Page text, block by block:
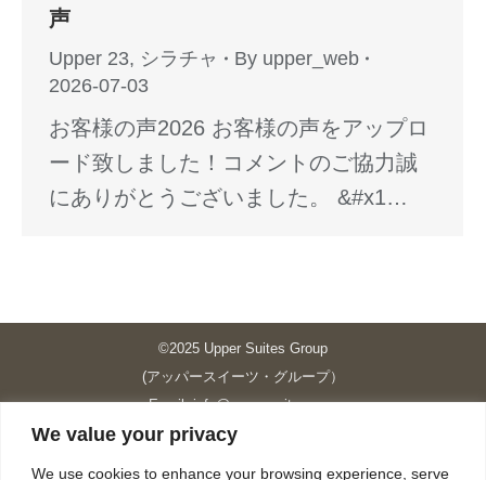
We value your privacy
We use cookies to enhance your browsing experience, serve
声
Upper 23, シラチャ By upper_web
2026-07-03
お客様の声2026 お客様の声をアップロ
ード致しました！コメントのご協力誠
にありがとうございました。 &#x1…
©2025 Upper Suites Group
(アッパースイーツ・グループ）
Email: info@upper-suites.com
----------------------------------------------------------------